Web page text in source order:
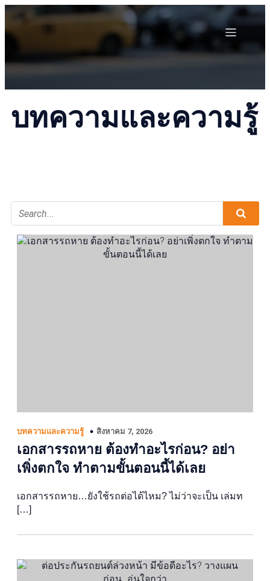
บทความและความรู้
บทความและความรู้ สิงหาคม 7, 2026
เอกสารรถหาย ต้องทำอะไรก่อน? อย่า
เพิ่งตกใจ ทำตามขั้นตอนนี้ได้เลย
เอกสารรถหาย…ยังใช้รถต่อได้ไหม? ไม่ว่าจะเป็น เล่มท
[…]